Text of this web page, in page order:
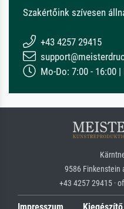
Szakértőink szívesen
+43 4257 29415
Mo-Do: 7:00 - 16:00 |
9586 Finkenstein
+43 4257 29415 ·
Impresszum
Kiegészítő